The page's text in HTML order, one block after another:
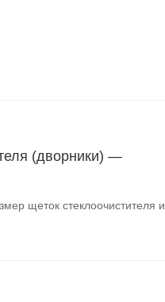
(дворники) —
щеток стеклоочистителя и